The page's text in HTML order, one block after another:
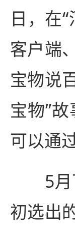
日，在
客户端
宝物说
宝物”
可以通
5月下
初选出